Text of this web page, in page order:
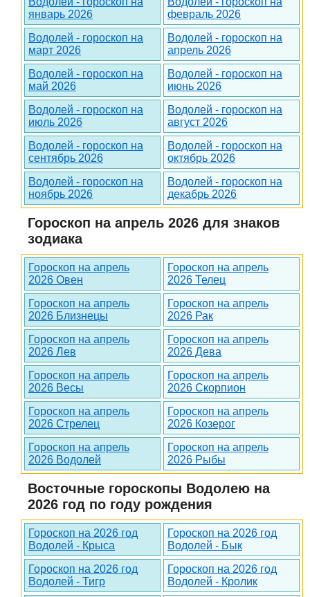
январь 2026
февраль 2026
Водолей - гороскоп на
март 2026
Водолей - гороскоп на
апрель 2026
Водолей - гороскоп на
май 2026
Водолей - гороскоп на
июнь 2026
Водолей - гороскоп на
июль 2026
Водолей - гороскоп на
август 2026
Водолей - гороскоп на
сентябрь 2026
Водолей - гороскоп на
октябрь 2026
Водолей - гороскоп на
ноябрь 2026
Водолей - гороскоп на
декабрь 2026
Гороскоп на апрель 2026 для знаков
зодиака
Гороскоп на апрель
2026 Овен
Гороскоп на апрель
2026 Телец
Гороскоп на апрель
2026 Близнецы
Гороскоп на апрель
2026 Рак
Гороскоп на апрель
2026 Лев
Гороскоп на апрель
2026 Дева
Гороскоп на апрель
2026 Весы
Гороскоп на апрель
2026 Скорпион
Гороскоп на апрель
2026 Стрелец
Гороскоп на апрель
2026 Козерог
Гороскоп на апрель
2026 Водолей
Гороскоп на апрель
2026 Рыбы
Восточные гороскопы Водолею на
2026 год по году рождения
Гороскоп на 2026 год
Водолей - Крыса
Гороскоп на 2026 год
Водолей - Бык
Гороскоп на 2026 год
Водолей - Тигр
Гороскоп на 2026 год
Водолей - Кролик